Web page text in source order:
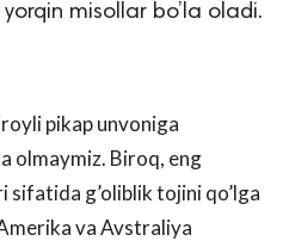
misollar bo’la oladi.
pikap unvoniga
olmaymiz. Biroq, eng
sifatida g’oliblik tojini qo’lga
va Avstraliya